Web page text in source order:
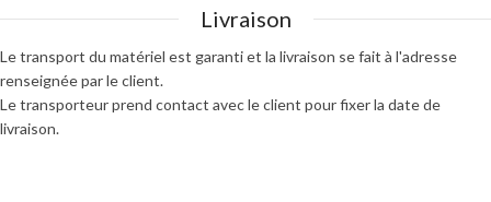
Livraison
Le transport du matériel est garanti et la livraison se fait à l'adresse
renseignée par le client.
Le transporteur prend contact avec le client pour fixer la date de
livraison.